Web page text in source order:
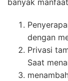
banyak
dengan
Privasi
Saat